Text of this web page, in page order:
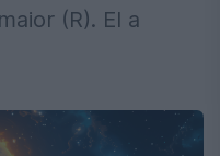
(R). El a